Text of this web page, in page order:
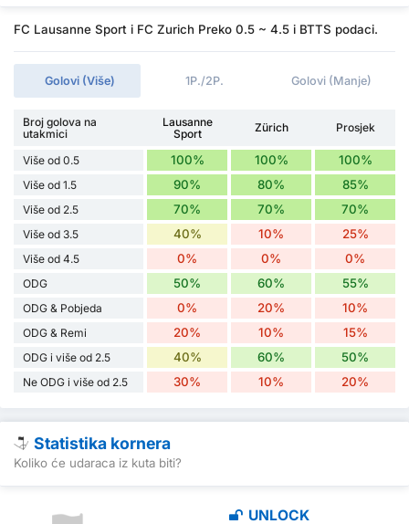
FC Lausanne Sport i FC Zurich Preko 0.5 ~ 4.5 i BTTS podaci.
Golovi (Više) 1P./2P. Golovi (Manje)
Broj golova na
utakmici
Lausanne
Sport
Zürich Prosjek
Više od 0.5 100% 100% 100%
Više od 1.5 90% 80% 85%
Više od 2.5 70% 70% 70%
Više od 3.5 40% 10% 25%
Više od 4.5 0% 0% 0%
ODG 50% 60% 55%
ODG & Pobjeda 0% 20% 10%
ODG & Remi 20% 10% 15%
ODG i više od 2.5 40% 60% 50%
Ne ODG i više od 2.5 30% 10% 20%
Statistika kornera
Koliko će udaraca iz kuta biti?
UNLOCK